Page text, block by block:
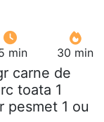
min 30 min
carne de
toata 1
pesmet 1 ou